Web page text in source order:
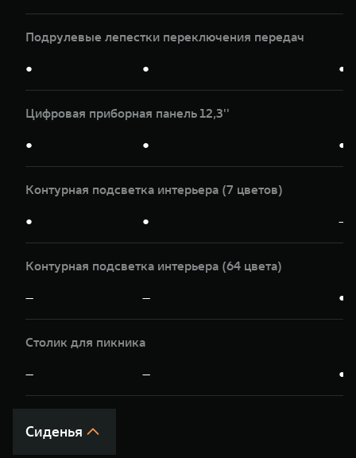
Подрулевые лепестки переключения передач
● ● ●
Цифровая приборная панель 12,3''
● ● ●
Контурная подсветка интерьера (7 цветов)
● ● —
Контурная подсветка интерьера (64 цвета)
— — ●
Столик для пикника
— — ●
Сиденья